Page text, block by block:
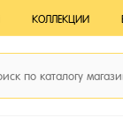
КОЛЛЕКЦИИ